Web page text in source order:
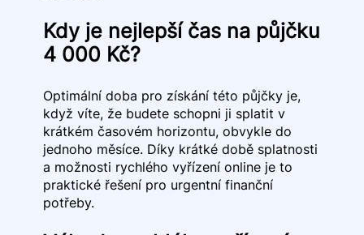
Kdy je nejlepší čas na půjčku
4 000 Kč?
Optimální doba pro získání této půjčky je,
když víte, že budete schopni ji splatit v
krátkém časovém horizontu, obvykle do
jednoho měsíce. Díky krátké době splatnosti
a možnosti rychlého vyřízení online je to
praktické řešení pro urgentní finanční
potřeby.